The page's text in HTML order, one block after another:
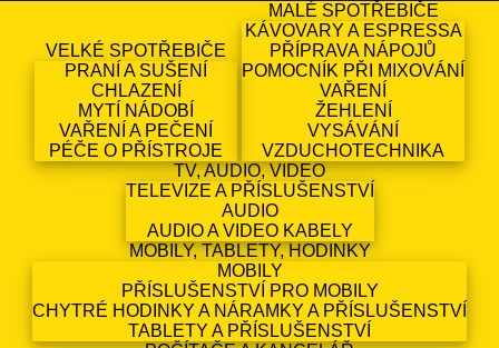
VELKÉ SPOTŘEBIČE
PRANÍ A SUŠENÍ
CHLAZENÍ
MYTÍ NÁDOBÍ
VAŘENÍ A PEČENÍ
PÉČE O PŘÍSTROJE
MALÉ SPOTŘEBIČE
KÁVOVARY A ESPRESSA
PŘÍPRAVA NÁPOJŮ
POMOCNÍK PŘI MIXOVÁNÍ
VAŘENÍ
ŽEHLENÍ
VYSÁVÁNÍ
VZDUCHOTECHNIKA
TV, AUDIO, VIDEO
TELEVIZE A PŘÍSLUŠENSTVÍ
AUDIO
AUDIO A VIDEO KABELY
MOBILY, TABLETY, HODINKY
MOBILY
PŘÍSLUŠENSTVÍ PRO MOBILY
CHYTRÉ HODINKY A NÁRAMKY A PŘÍSLUŠENSTVÍ
TABLETY A PŘÍSLUŠENSTVÍ